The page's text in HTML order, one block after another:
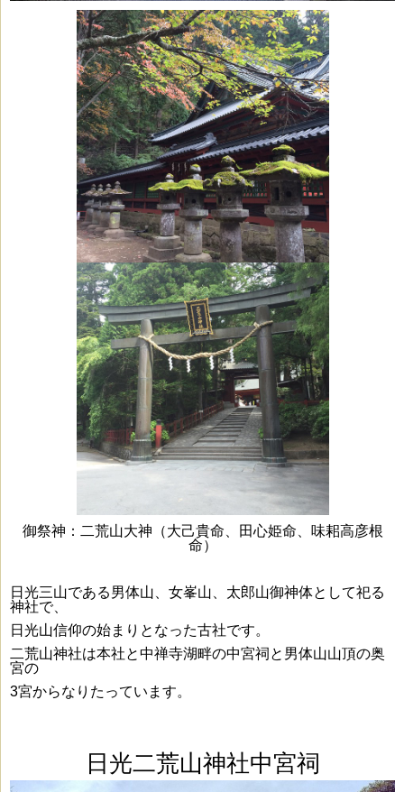
御祭神：二荒山大神（大己貴命、田心姫命、味耜高彦根
命）
日光三山である男体山、女峯山、太郎山御神体として祀る
神社で、
日光山信仰の始まりとなった古社です。
二荒山神社は本社と中禅寺湖畔の中宮祠と男体山山頂の奥
宮の
3宮からなりたっています。
日光二荒山神社中宮祠